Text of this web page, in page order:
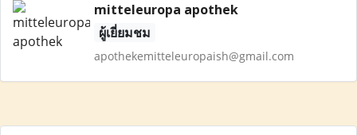
mitteleuropa apothek
ผู้เยี่ยมชม
apothekemitteleuropaish@gmail.com